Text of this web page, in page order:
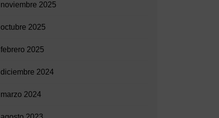
noviembre 2025
octubre 2025
febrero 2025
diciembre 2024
marzo 2024